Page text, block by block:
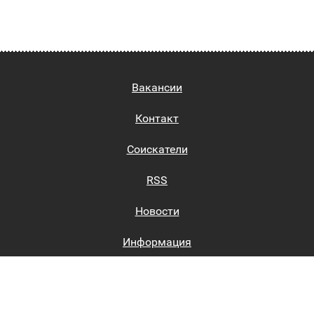
Вакансии
Контакт
Соискатели
RSS
Новости
Информация